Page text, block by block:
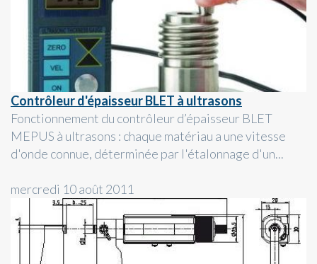
Contrôleur d'épaisseur BLET à ultrasons
Fonctionnement du contrôleur d’épaisseur BLET
MEPUS à ultrasons : chaque matériau a une vitesse
d'onde connue, déterminée par l'étalonnage d'un...
mercredi 10 août 2011